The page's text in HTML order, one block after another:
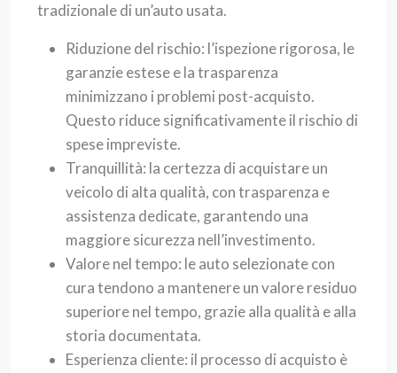
tradizionale di un’auto usata.
Riduzione del rischio: l’ispezione rigorosa, le
garanzie estese e la trasparenza
minimizzano i problemi post-acquisto.
Questo riduce significativamente il rischio di
spese impreviste.
Tranquillità: la certezza di acquistare un
veicolo di alta qualità, con trasparenza e
assistenza dedicate, garantendo una
maggiore sicurezza nell’investimento.
Valore nel tempo: le auto selezionate con
cura tendono a mantenere un valore residuo
superiore nel tempo, grazie alla qualità e alla
storia documentata.
Esperienza cliente: il processo di acquisto è